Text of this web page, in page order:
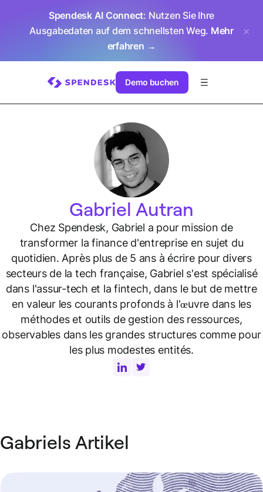
Spendesk AI Connect: Nutzen Sie Ihre
Ausgabedaten auf dem schnellsten Weg. Mehr
erfahren →
Demo buchen
Gabriel Autran
Chez Spendesk, Gabriel a pour mission de
transformer la finance d'entreprise en sujet du
quotidien. Après plus de 5 ans à écrire pour divers
secteurs de la tech française, Gabriel s'est spécialisé
dans l'assur-tech et la fintech, dans le but de mettre
en valeur les courants profonds à l'œuvre dans les
méthodes et outils de gestion des ressources,
observables dans les grandes structures comme pour
les plus modestes entités.
Gabriels Artikel